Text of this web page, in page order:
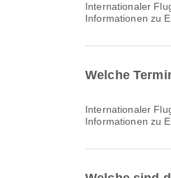
Internationaler Flughafen Ninoy Aquino bietet Autovermietung, Parkplätze, Taxi und viele weitere Einrichtungen, um Ihr Reiseerlebnis zu verbessern. Detaillierte
Informationen zu
Welche
Internationaler Flughafen Dubai bietet Klinik und Apotheken, Raucherbereich, Stillraum sowie viele weitere Einrichtungen, um Ihr Reiseerlebnis zu verbessern. Detaillierte
Informationen zu